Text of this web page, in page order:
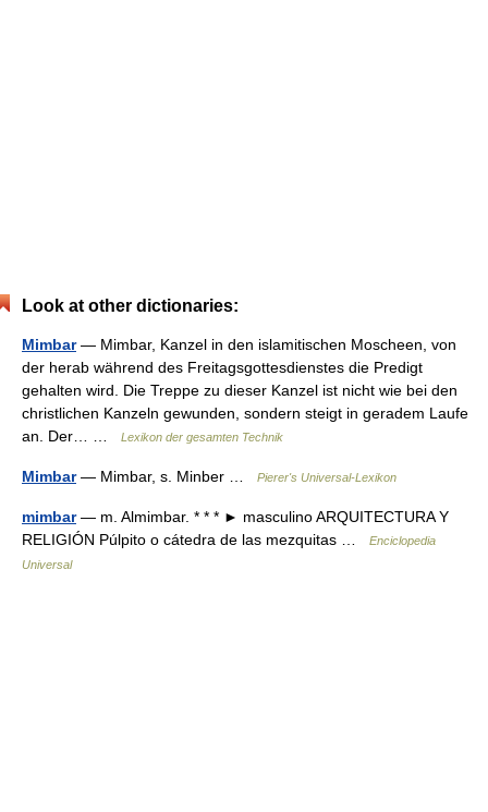
Look at other dictionaries:
Mimbar— Mimbar, Kanzel in den islamitischen Moscheen, von
der herab während des Freitagsgottesdienstes die Predigt
gehalten wird. Die Treppe zu dieser Kanzel ist nicht wie bei den
christlichen Kanzeln gewunden, sondern steigt in geradem Laufe
an. Der… …
Lexikon der gesamten Technik
Mimbar— Mimbar, s. Minber … Pierer's Universal-Lexikon
mimbar— m. Almimbar. * * * ► masculino ARQUITECTURA Y
RELIGIÓN Púlpito o cátedra de las mezquitas …
Enciclopedia
Universal